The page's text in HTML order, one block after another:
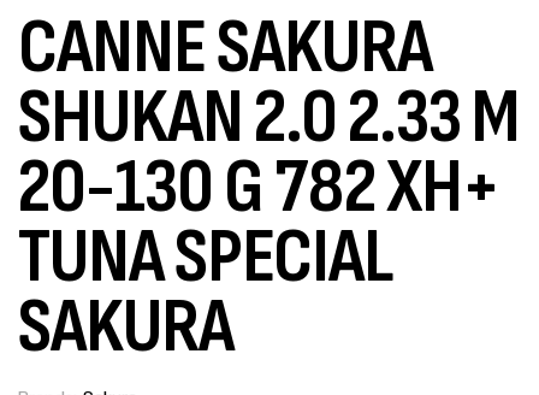
CANNE SAKURA
SHUKAN 2.0 2.33 M
20-130 G 782 XH+
TUNA SPECIAL
SAKURA